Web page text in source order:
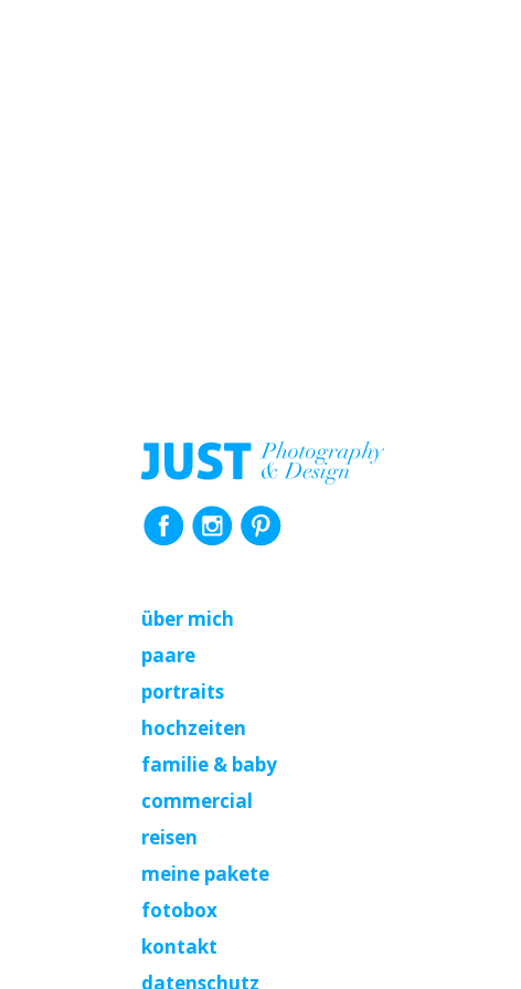
über mich
paare
portraits
hochzeiten
familie & baby
commercial
reisen
meine pakete
fotobox
kontakt
datenschutz